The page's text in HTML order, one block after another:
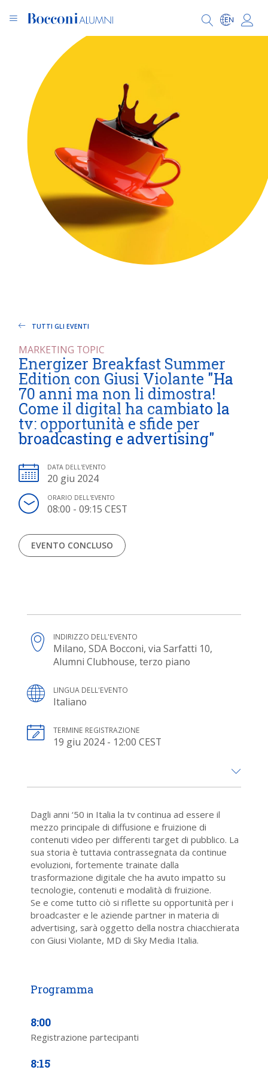
TUTTI GLI EVENTI
MARKETING TOPIC
Energizer Breakfast Summer
Edition con Giusi Violante "Ha
70 anni ma non li dimostra!
Come il digital ha cambiato la
tv: opportunità e sfide per
broadcasting e advertising"
DATA DELL'EVENTO
20 giu 2024
ORARIO DELL'EVENTO
08:00 - 09:15 CEST
EVENTO CONCLUSO
INDIRIZZO DELL'EVENTO
Milano, SDA Bocconi, via Sarfatti 10,
Alumni Clubhouse, terzo piano
LINGUA DELL'EVENTO
Italiano
TERMINE REGISTRAZIONE
19 giu 2024 - 12:00 CEST
Dagli anni ‘50 in Italia la tv continua ad essere il
mezzo principale di diffusione e fruizione di
contenuti video per differenti target di pubblico. La
sua storia è tuttavia contrassegnata da continue
evoluzioni, fortemente trainate dalla
trasformazione digitale che ha avuto impatto su
tecnologie, contenuti e modalità di fruizione.
Se e come tutto ciò si riflette su opportunità per i
broadcaster e le aziende partner in materia di
advertising, sarà oggetto della nostra chiacchierata
con Giusi Violante, MD di Sky Media Italia.
8:00
Registrazione partecipanti
8:15